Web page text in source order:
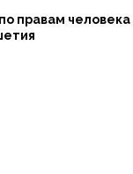
правам человека